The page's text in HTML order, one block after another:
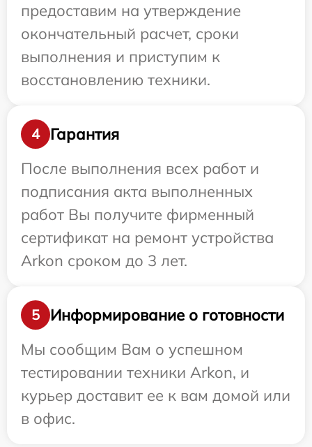
предоставим на утверждение
окончательный расчет, сроки
выполнения и приступим к
восстановлению техники.
4
Гарантия
После выполнения всех работ и
подписания акта выполненных
работ Вы получите фирменный
сертификат на ремонт устройства
Arkon сроком до 3 лет.
5
Информирование о готовности
Мы сообщим Вам о успешном
тестировании техники Arkon, и
курьер доставит ее к вам домой или
в офис.